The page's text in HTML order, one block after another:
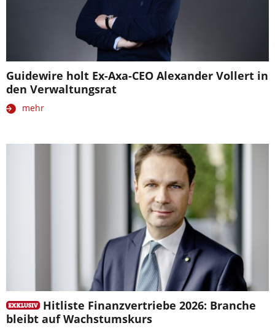
Guidewire holt Ex-Axa-CEO Alexander Vollert in
den Verwaltungsrat
mehr
Hitliste Finanzvertriebe 2026: Branche
bleibt auf Wachstumskurs